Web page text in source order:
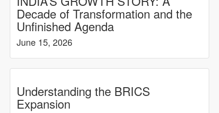
Decade of Transformation and the
Unfinished Agenda
June 15, 2026
Understanding the BRICS
Expansion